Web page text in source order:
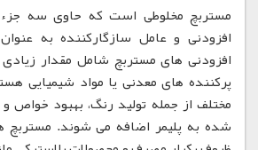
مستربچ مخلوطی است که حاوی سه جزء ،
افزودنی و عامل سازگارکننده به
افزودنی های مستربچ شامل مقدار
پرکننده های معدنی یا مواد شیمیایی
مختلف از جمله تولید رنگ، بهبود خواص
شده به پلیمر اضافه می شوند. مستربچ